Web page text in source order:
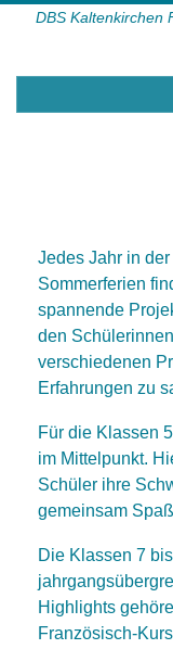
DBS Kaltenkirchen
Navigation
Jedes Jahr in
Sommerferien
spannende
den
verschiedenen
Erfahrungen zu
Für die Klassen
im Mittelpunkt.
Schüler ihre
gemeinsam
Die Klassen 7
Highlights
Französisch-